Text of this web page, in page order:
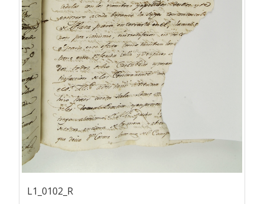
L1_0102_R